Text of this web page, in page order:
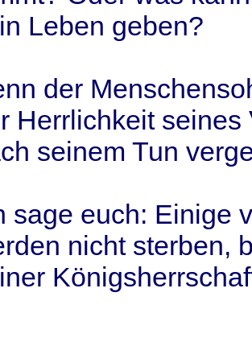
Leben geben?
der
Herrlichkeit seines
seinem Tun
sage euch: Einige
nicht sterben,